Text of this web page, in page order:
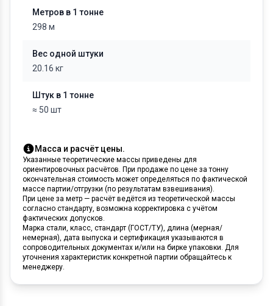
Метров в 1 тонне
298 м
Вес одной штуки
20.16 кг
Штук в 1 тонне
≈ 50 шт
Масса и расчёт цены.
Указанные теоретические массы приведены для
ориентировочных расчётов. При продаже по цене за тонну
окончательная стоимость может определяться по фактической
массе партии/отгрузки (по результатам взвешивания).
При цене за метр — расчёт ведётся из теоретической массы
согласно стандарту, возможна корректировка с учётом
фактических допусков.
Марка стали, класс, стандарт (ГОСТ/ТУ), длина (мерная/
немерная), дата выпуска и сертификация указываются в
сопроводительных документах и/или на бирке упаковки. Для
уточнения характеристик конкретной партии обращайтесь к
менеджеру.